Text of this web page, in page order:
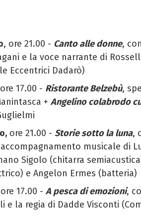
, ore 21.00 - Canto alle donne, con
e la voce narrante di
Eccentrici Dadarò)
17.00 - Ristorante Belzebù,
+ Angelino colabrodo
ore 21.00 - Storie sotto la luna,
musicale di
Sigolo (chitarra
e Angelon Ermes (batteria)
ore 17.00 - A pesca di emozioni,
e la regia di Dadde Visconti